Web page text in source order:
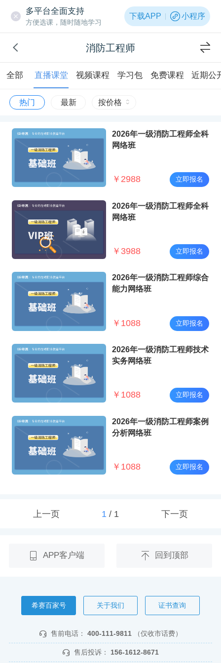
多平台全面支持
方便选课，随时随地学习
下载APP 小程序
消防工程师
全部 直播课堂 视频课程 学习包 免费课程 近期公
热门 最新 按价格
2026年一级消防工程师全科
网络班
￥ 2988 立即报名
2026年一级消防工程师全科
网络班
￥ 3988 立即报名
2026年一级消防工程师综合
能力网络班
￥ 1088 立即报名
2026年一级消防工程师技术
实务网络班
￥ 1088 立即报名
2026年一级消防工程师案例
分析网络班
￥ 1088 立即报名
上一页 1/ 1 下一页
APP客户端 回到顶部
希赛百家号 关于我们 证书查询
售前电话： 400-111-9811 （仅收市话费）
售后投诉： 156-1612-8671